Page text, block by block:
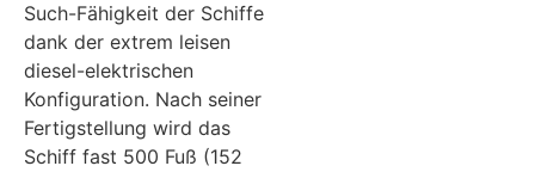
Such-Fähigkeit der Schiffe
dank der extrem leisen
diesel-elektrischen
Konfiguration. Nach seiner
Fertigstellung wird das
Schiff fast 500 Fuß (152